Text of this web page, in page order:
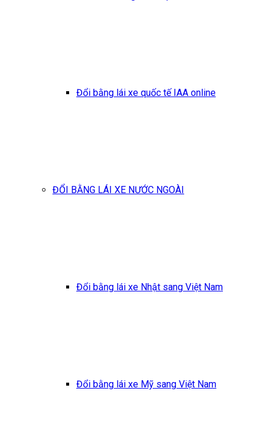
Đổi bằng lái xe quốc tế IAA online
ĐỔI BẰNG LÁI XE NƯỚC NGOÀI
Đổi bằng lái xe Nhật sang Việt Nam
Đổi bằng lái xe Mỹ sang Việt Nam